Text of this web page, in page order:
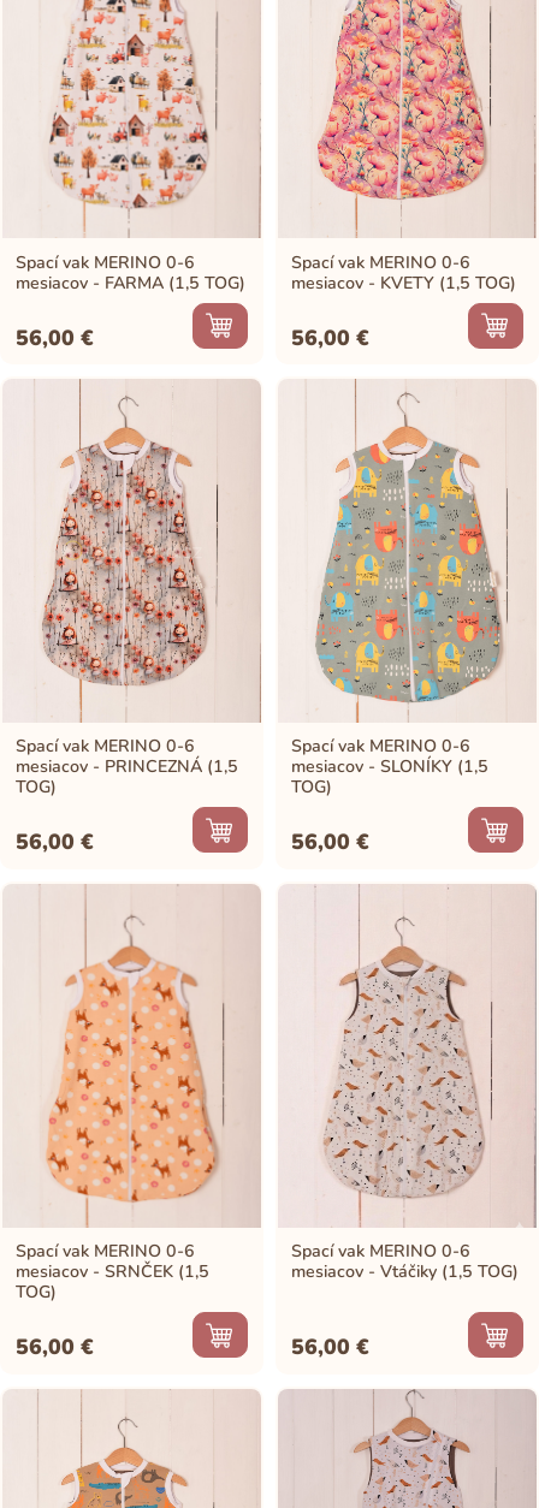
Spací vak MERINO 0-6
mesiacov - FARMA (1,5 TOG)
56,00€
Spací vak MERINO 0-6
mesiacov - KVETY (1,5 TOG)
56,00€
Spací vak MERINO 0-6
mesiacov - PRINCEZNÁ (1,5
TOG)
56,00€
Spací vak MERINO 0-6
mesiacov - SLONÍKY (1,5
TOG)
56,00€
Spací vak MERINO 0-6
mesiacov - SRNČEK (1,5
TOG)
56,00€
Spací vak MERINO 0-6
mesiacov - Vtáčiky (1,5 TOG)
56,00€